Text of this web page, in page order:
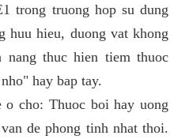
trong truong hop su dung
huu hieu, duong vat khong
nang thuc hien tiem thuoc
hay bap tay.
o cho: Thuoc boi hay uong
de phong tinh nhat thoi.